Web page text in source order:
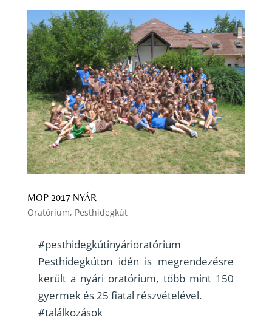
MOP 2017 NYÁR
Oratórium, Pesthidegkút
#pesthidegkútinyárioratórium
Pesthidegkúton idén is megrendezésre
került a nyári oratórium, több mint 150
gyermek és 25 fiatal részvételével.
#találkozások